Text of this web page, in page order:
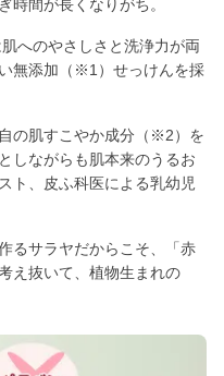
時間が長くなりがち。
へのやさしさと洗浄力が両
無添加（※1）せっけんを採
の肌すこやか成分（※2）を
しながらも肌本来のうるお
ト、皮ふ科医による乳幼児
るサラヤだからこそ、「赤
え抜いて、植物生まれの